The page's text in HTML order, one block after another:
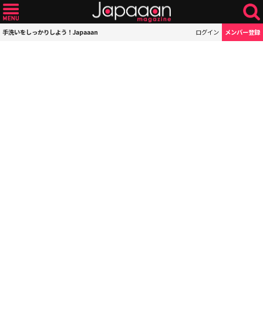
手洗いをしっかりしよう！Japaaan ログイン メンバー登録